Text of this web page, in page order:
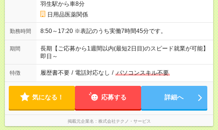
羽生駅から車8分
日用品医薬関係
勤務時間 8:50～17:20 ※表記のうち実働7時間45分です。
期間
長期【ご応募から1週間以内(最短2日目)のスピード就業が可能】
即日～
特徴 履歴書不要 / 電話対応なし / パソコンスキル不要
気になる！ 応募する 詳細へ
掲載元企業名 株式会社テクノ・サービス